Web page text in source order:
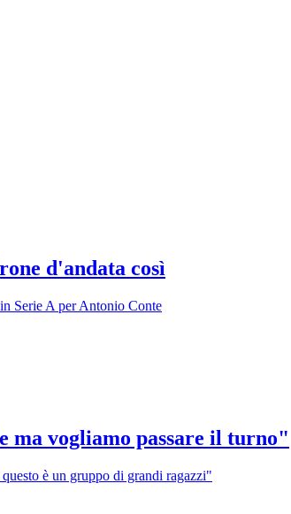
d'andata così
Serie A per Antonio Conte
vogliamo passare il turno"
è un gruppo di grandi ragazzi"